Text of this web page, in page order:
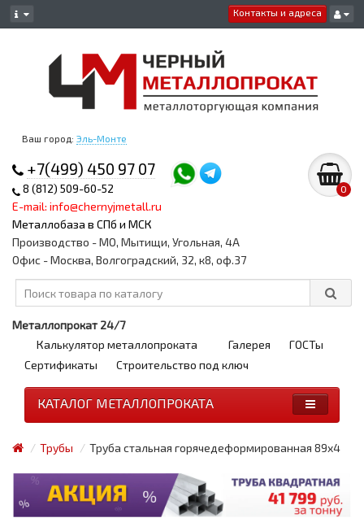
Контакты и адреса
Ваш город: Эль-Монте
+7(499) 450 97 07
8 (812) 509-60-52
E-mail: info@chernyjmetall.ru
Металлобаза в СПб и МСК
0
Производство - МО, Мытищи, Угольная, 4А
Офис - Москва, Волгоградский, 32, к8, оф.37
Металлопрокат 24/7
Калькулятор металлопроката
Галерея
ГОСТы
Сертификаты
Строительство под ключ
КАТАЛОГ МЕТАЛЛОПРОКАТА
Трубы Труба стальная горячедеформированная 89x4